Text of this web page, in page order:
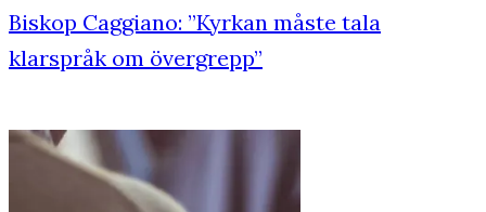
Biskop Caggiano: ”Kyrkan måste tala
klarspråk om övergrepp”